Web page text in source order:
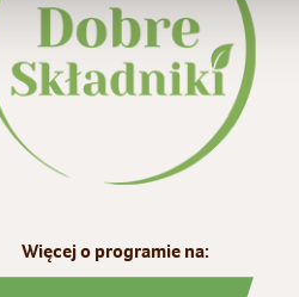
Więcej o programie na: